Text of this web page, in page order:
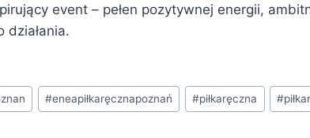
event – pełen pozytywnej energii,
działania.
#eneapiłkaręcznapoznań #piłkaręczna #